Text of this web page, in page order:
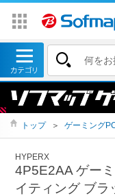
トップ ＞ ゲーミング
HYPERX
4P5E2AA ゲー
イティング ブラ